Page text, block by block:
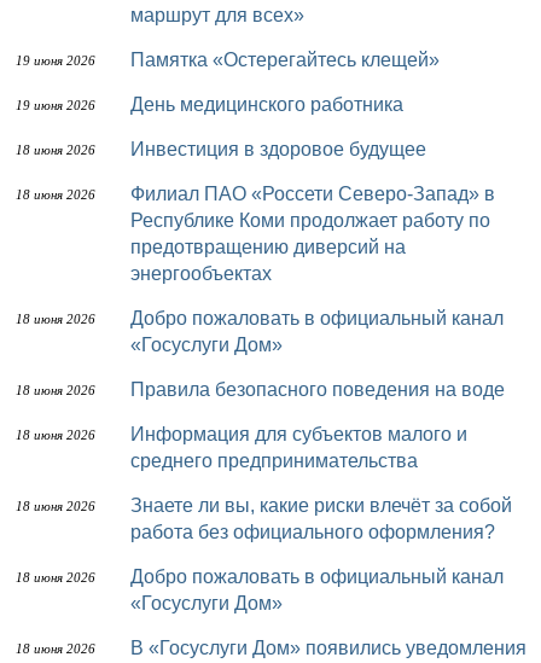
маршрут для всех»
19 июня 2026 Памятка «Остерегайтесь клещей»
19 июня 2026 День медицинского работника
18 июня 2026 Инвестиция в здоровое будущее
18 июня 2026
Филиал ПАО «Россети Северо-Запад» в
Республике Коми продолжает работу по
предотвращению диверсий на
энергообъектах
18 июня 2026
Добро пожаловать в официальный канал
«Госуслуги Дом»
18 июня 2026 Правила безопасного поведения на воде
18 июня 2026
Информация для субъектов малого и
среднего предпринимательства
18 июня 2026
Знаете ли вы, какие риски влечёт за собой
работа без официального оформления?
18 июня 2026
Добро пожаловать в официальный канал
«Госуслуги Дом»
18 июня 2026
В «Госуслуги Дом» появились уведомления